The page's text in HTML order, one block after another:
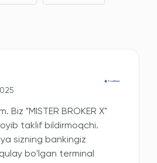
Biz "MISTER BROKER X"
taklif bildirmoqchi.
sizning bankingiz
bo'lgan terminal